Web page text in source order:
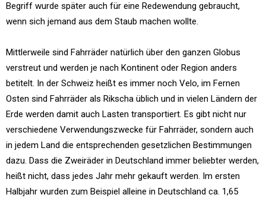
Begriff wurde später auch für eine Redewendung gebraucht,
wenn sich jemand aus dem Staub machen wollte.
Mittlerweile sind Fahrräder natürlich über den ganzen Globus
verstreut und werden je nach Kontinent oder Region anders
betitelt. In der Schweiz heißt es immer noch Velo, im Fernen
Osten sind Fahrräder als Rikscha üblich und in vielen Ländern der
Erde werden damit auch Lasten transportiert. Es gibt nicht nur
verschiedene Verwendungszwecke für Fahrräder, sondern auch
in jedem Land die entsprechenden gesetzlichen Bestimmungen
dazu. Dass die Zweiräder in Deutschland immer beliebter werden,
heißt nicht, dass jedes Jahr mehr gekauft werden. Im ersten
Halbjahr wurden zum Beispiel alleine in Deutschland ca. 1,65